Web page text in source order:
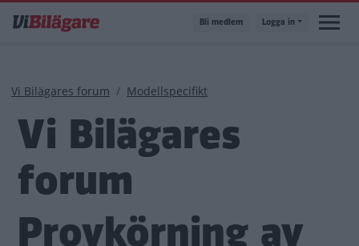
till
Bli medlem Logga in
Länkstig
Vi Bilägares forum Modellspecifikt
Vi Bilägares
forum
Provkörning av